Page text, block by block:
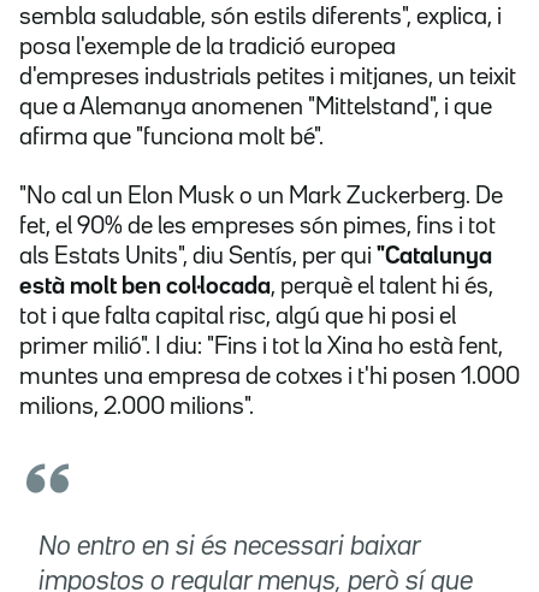
sembla saludable, són estils diferents", explica, i
posa l'exemple de la tradició europea
d'empreses industrials petites i mitjanes, un teixit
que a Alemanya anomenen "Mittelstand", i que
afirma que "funciona molt bé".
"No cal un Elon Musk o un Mark Zuckerberg. De
fet, el 90% de les empreses són pimes, fins i tot
als Estats Units", diu Sentís, per qui "Catalunya
està molt ben col·locada, perquè el talent hi és,
tot i que falta capital risc, algú que hi posi el
primer milió". I diu: "Fins i tot la Xina ho està fent,
muntes una empresa de cotxes i t'hi posen 1.000
milions, 2.000 milions".
No entro en si és necessari baixar
impostos o regular menys, però sí que